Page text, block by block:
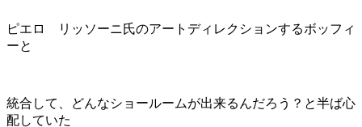
ピエロ リッソーニ氏のアートディレクションするボッフィ
ーと
統合して、どんなショールームが出来るんだろう？と半ば心
配していた